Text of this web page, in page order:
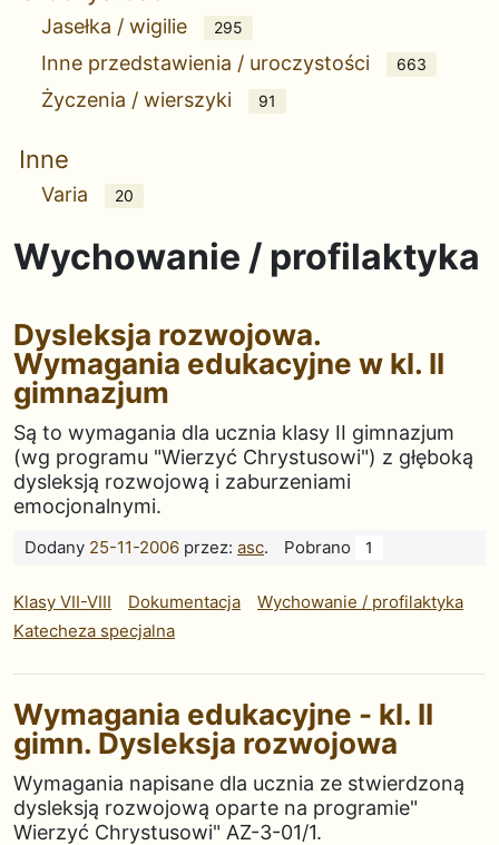
Jasełka / wigilie 295
Inne przedstawienia / uroczystości 663
Życzenia / wierszyki 91
Inne
Varia 20
Wychowanie / profilaktyka
Dysleksja rozwojowa.
Wymagania edukacyjne w kl. II
gimnazjum
Są to wymagania dla ucznia klasy II gimnazjum
(wg programu "Wierzyć Chrystusowi") z głęboką
dysleksją rozwojową i zaburzeniami
emocjonalnymi.
Dodany 25-11-2006 przez: asc. Pobrano 1
Klasy VII-VIII Dokumentacja
Wychowanie / profilaktyka
Katecheza specjalna
Wymagania edukacyjne - kl. II
gimn. Dysleksja rozwojowa
Wymagania napisane dla ucznia ze stwierdzoną
dysleksją rozwojową oparte na programie"
Wierzyć Chrystusowi" AZ-3-01/1.